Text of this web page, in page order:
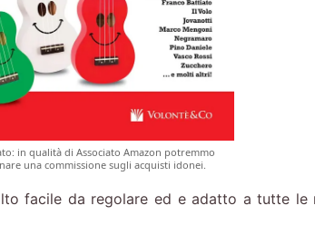
in qualità di Associato Amazon potremmo
una commissione sugli acquisti idonei.
facile da regolare ed e adatto a tutte le